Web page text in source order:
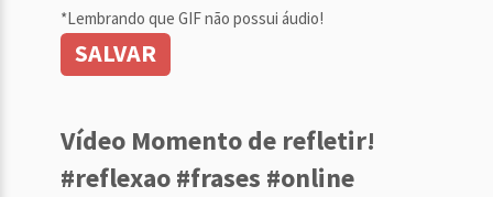
*Lembrando que GIF não possui áudio!
SALVAR
Vídeo Momento de refletir!
#reflexao #frases #online